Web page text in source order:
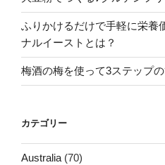
ふりかけるだけで手軽に栄養
ナルイーストとは？
梅酒の梅を使って3ステップ
カテゴリー
Australia (70)